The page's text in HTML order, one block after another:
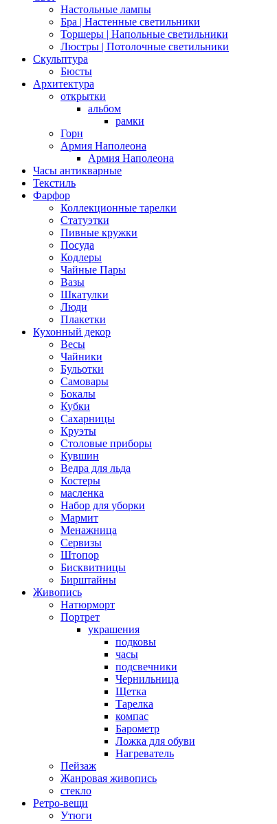
Настольные лампы
Бра | Настенные светильники
Торшеры | Напольные светильники
Люстры | Потолочные светильники
Скульптура
Бюсты
Архитектура
открытки
альбом
рамки
Горн
Армия Наполеона
Армия Наполеона
Часы антикварные
Текстиль
Фарфор
Коллекционные тарелки
Статуэтки
Пивные кружки
Посуда
Кодлеры
Чайные Пары
Вазы
Шкатулки
Люди
Плакетки
Кухонный декор
Весы
Чайники
Бульотки
Самовары
Бокалы
Кубки
Сахарницы
Круэты
Столовые приборы
Кувшин
Ведра для льда
Костеры
масленка
Набор для уборки
Мармит
Менажница
Сервизы
Штопор
Бисквитницы
Бирштайны
Живопись
Натюрморт
Портрет
украшения
подковы
часы
подсвечники
Чернильница
Щетка
Тарелка
компас
Барометр
Ложка для обуви
Нагреватель
Пейзаж
Жанровая живопись
стекло
Ретро-вещи
Утюги